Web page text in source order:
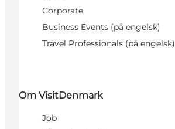
Corporate
Business Events (på engelsk)
Travel Professionals (på engelsk)
Om VisitDenmark
Job